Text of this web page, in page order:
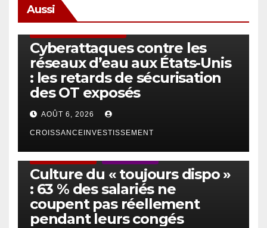
Aussi
Cyberattaques contre les
réseaux d’eau aux États-Unis
: les retards de sécurisation
des OT exposés
AOÛT 6, 2026
CROISSANCEINVESTISSEMENT
Culture du « toujours dispo »
: 63 % des salariés ne
coupent pas réellement
pendant leurs congés